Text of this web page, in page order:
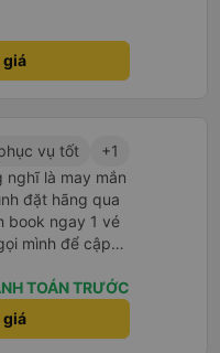
về việc giữ im
tránh làm
giá
vụ tốt
+1
nghĩ là may mắn
đặt hãng qua
book ngay 1 vé
mình để cập
tin cá nhân và
là lần đầu
cũng cho nhà
hãng xe gọi lại
TOÁN TRƯỚC
giá